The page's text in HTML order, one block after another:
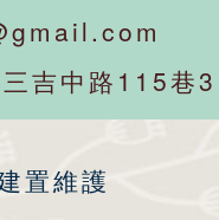
吉中路115巷3
置維護